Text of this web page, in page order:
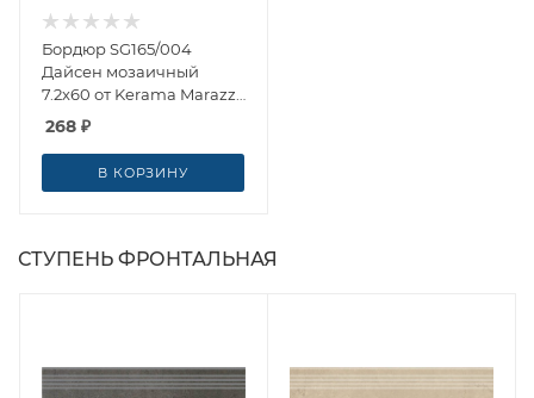
Бордюр SG165/004
Дайсен мозаичный
7.2x60 от Kerama Marazzi
(Россия)
268 ₽
В КОРЗИНУ
СТУПЕНЬ ФРОНТАЛЬНАЯ